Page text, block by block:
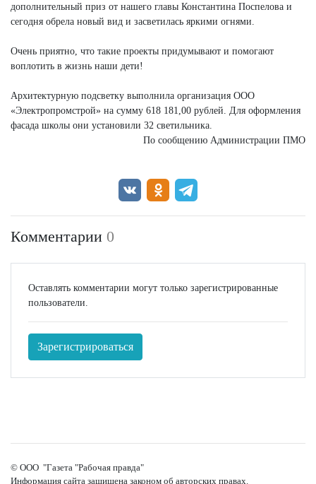
дополнительный приз от нашего главы Константина Поспелова и
сегодня обрела новый вид и засветилась яркими огнями.
Очень приятно, что такие проекты придумывают и помогают
воплотить в жизнь наши дети!
Архитектурную подсветку выполнила организация ООО
«Электропромстрой» на сумму 618 181,00 рублей. Для оформления
фасада школы они установили 32 светильника.
По сообщению Администрации ПМО
Комментарии 0
Оставлять комментарии могут только зарегистрированные
пользователи.
Зарегистрироваться
© ООО "Газета "Рабочая правда"
Информация сайта защищена законом об авторских правах.